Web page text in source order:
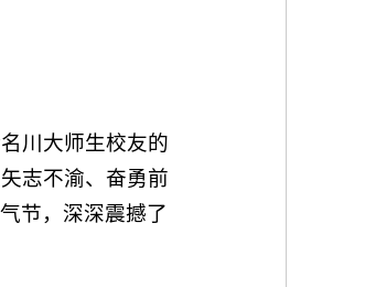
川大师生校友的
志不渝、奋勇前
节，深深震撼了